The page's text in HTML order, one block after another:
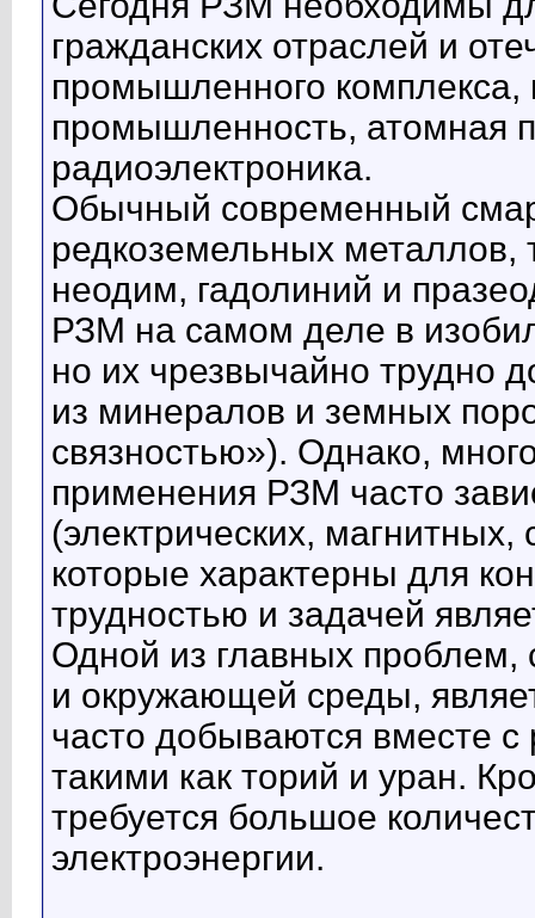
гражданских отраслей и
промышленного комплекса,
промышленность, атомная
радиоэлектроника.
Обычный современный
редкоземельных металлов,
неодим, гадолиний и
РЗМ на самом деле в
но их чрезвычайно трудно
из минералов и земных
связностью»). Однако,
применения РЗМ часто
(электрических, магнитных,
которые характерны для
трудностью и задачей
Одной из главных проблем,
и окружающей среды,
часто добываются вместе
такими как торий и уран.
требуется большое
электроэнергии.